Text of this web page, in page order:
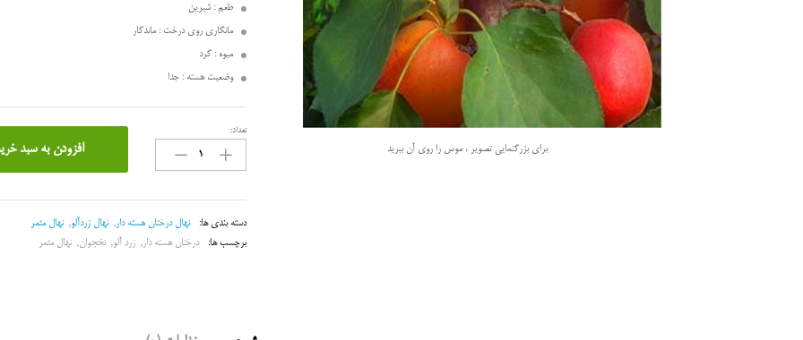
برای بزرگنمایی تصویر ، موس را روی آن ببرید
طعم : شیرین
مانگاری روی درخت : ماندگار
میوه : گرد
وضعیت هسته : جدا
زرد
نخجوان
تعداد:
افزودن به سبد
دسته بندی ها: نهال درختان هسته دار, نهال زردآلو, نهال مثمر
برچسب ها:
درختان هسته دار, زرد آلو, نخجوان, نهال مثمر